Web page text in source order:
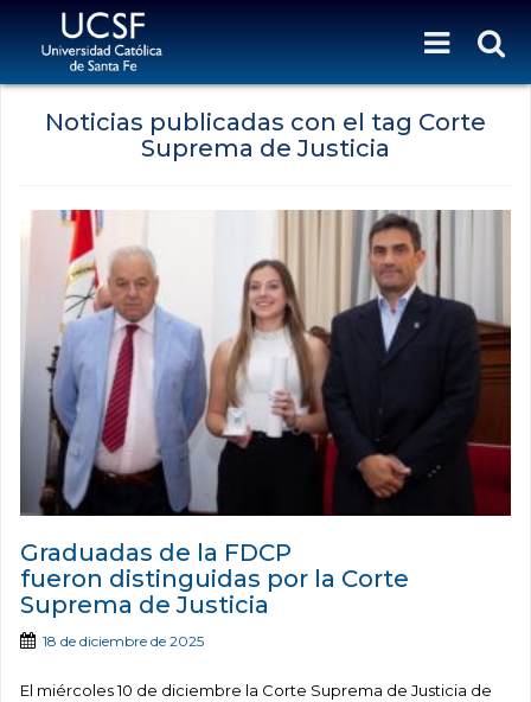
Noticias publicadas con el tag Corte
Suprema de Justicia
Graduadas de la FDCP
fueron distinguidas por la Corte
Suprema de Justicia
18 de diciembre de 2025
El miércoles 10 de diciembre la Corte Suprema de Justicia de